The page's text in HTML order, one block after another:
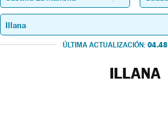
ÚLTIMA ACTUALIZACIÓN: 04.48
ILLANA